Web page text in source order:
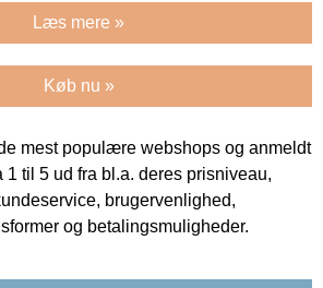
Læs mere »
Køb nu »
mest populære webshops og anmeldt
1 til 5 ud fra bl.a. deres prisniveau,
brugervenlighed,
og betalingsmuligheder.